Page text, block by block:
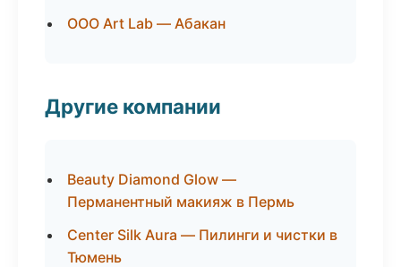
ООО Art Lab — Абакан
Другие компании
Beauty Diamond Glow —
Перманентный макияж в Пермь
Center Silk Aura — Пилинги и чистки в
Тюмень